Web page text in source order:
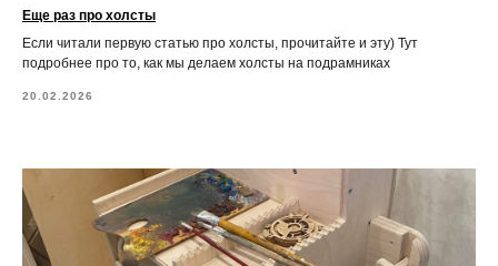
Еще раз про холсты
Если читали первую статью про холсты, прочитайте и эту) Тут
подробнее про то, как мы делаем холсты на подрамниках
20.02.2026